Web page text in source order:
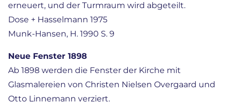
erneuert, und der Turmraum wird abgeteilt.
Dose + Hasselmann 1975
Munk-Hansen, H. 1990 S. 9
Neue Fenster 1898
Ab 1898 werden die Fenster der Kirche mit
Glasmalereien von Christen Nielsen Overgaard und
Otto Linnemann verziert.